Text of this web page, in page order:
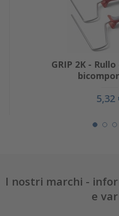
GRIP 2K -
5,32
I nostri marchi -
e